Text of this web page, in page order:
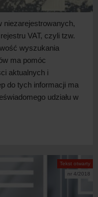
niezarejestrowanych,
VAT, czyli tzw.
wyszukania
ma pomóc
aktualnych i
do tych informacji ma
udziału w
Tekst otwarty
nr 4/2018